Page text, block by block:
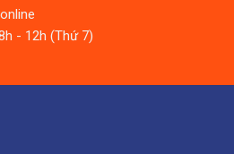
- 12h (Thứ 7)